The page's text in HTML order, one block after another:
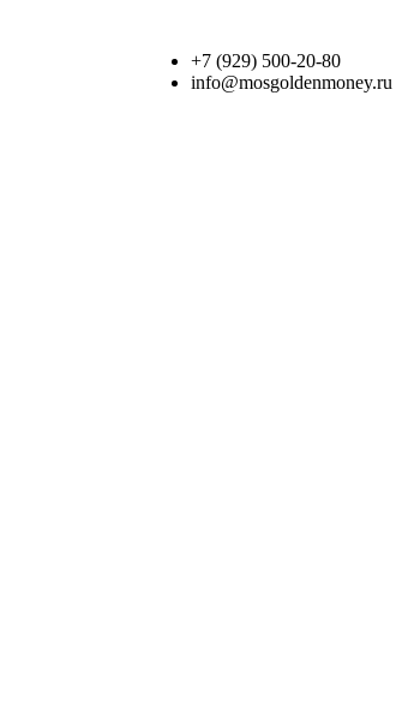
+7 (929) 500-20-80
info@mosgoldenmoney.ru